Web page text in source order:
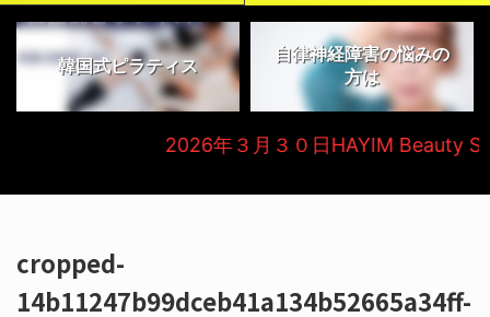
韓国式ピラティス
自律神経障害の悩みの
方は
2026年３月３０日HAYIM Beauty
cropped-
14b11247b99dceb41a134b52665a34ff-